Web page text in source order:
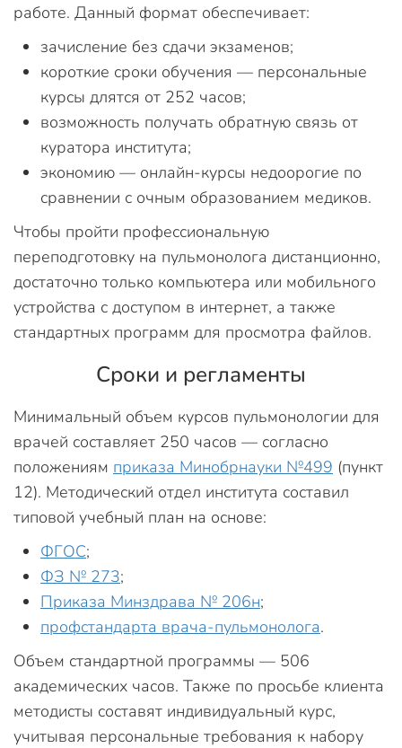
работе. Данный формат обеспечивает:
зачисление без сдачи экзаменов;
короткие сроки обучения — персональные
курсы длятся от 252 часов;
возможность получать обратную связь от
куратора института;
экономию — онлайн-курсы недоорогие по
сравнении с очным образованием медиков.
Чтобы пройти профессиональную
переподготовку на пульмонолога дистанционно,
достаточно только компьютера или мобильного
устройства с доступом в интернет, а также
стандартных программ для просмотра файлов.
Сроки и регламенты
Минимальный объем курсов пульмонологии для
врачей составляет 250 часов — согласно
положениям приказа Минобрнауки №499 (пункт
12). Методический отдел института составил
типовой учебный план на основе:
ФГОС;
ФЗ № 273;
Приказа Минздрава № 206н;
профстандарта врача-пульмонолога.
Объем стандартной программы — 506
академических часов. Также по просьбе клиента
методисты составят индивидуальный курс,
учитывая персональные требования к набору